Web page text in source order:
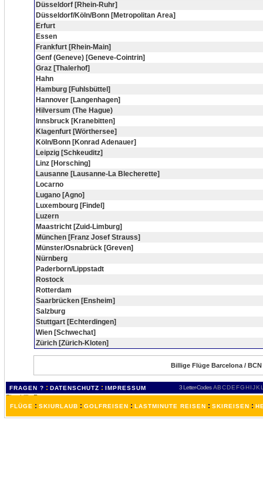
Düsseldorf [Rhein-Ruhr]
Düsseldorf/Köln/Bonn [Metropolitan Area]
Erfurt
Essen
Frankfurt [Rhein-Main]
Genf (Geneve) [Geneve-Cointrin]
Graz [Thalerhof]
Hahn
Hamburg [Fuhlsbüttel]
Hannover [Langenhagen]
Hilversum (The Hague)
Innsbruck [Kranebitten]
Klagenfurt [Wörthersee]
Köln/Bonn [Konrad Adenauer]
Leipzig [Schkeuditz]
Linz [Horsching]
Lausanne [Lausanne-La Blecherette]
Locarno
Lugano [Agno]
Luxembourg [Findel]
Luzern
Maastricht [Zuid-Limburg]
München [Franz Josef Strauss]
Münster/Osnabrück [Greven]
Nürnberg
Paderborn/Lippstadt
Rostock
Rotterdam
Saarbrücken [Ensheim]
Salzburg
Stuttgart [Echterdingen]
Wien [Schwechat]
Zürich [Zürich-Kloten]
Billige Flüge Barcelona /
FRAGEN ? : DATENSCHUTZ : IMPRESSUM 3 Letter-Codes ABCDEFGH IJKL
FLÜGE : SKIURLAUB : GOLFREISEN : LASTMINUTE REISEN : SKIREISEN :